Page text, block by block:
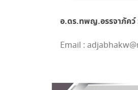
อ.ดร.ทพญ.อรรจาภัคว์
Email :